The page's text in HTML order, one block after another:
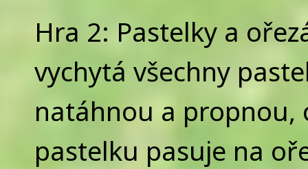
Hra 2: Pastelky a
vychytá všechny
natáhnou a propnou,
pastelku pasuje na